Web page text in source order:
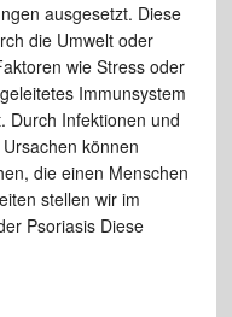
ausgesetzt. Diese
die Umwelt oder
wie Stress oder
Immunsystem
Durch Infektionen und
können
die einen Menschen
stellen wir im
Psoriasis Diese